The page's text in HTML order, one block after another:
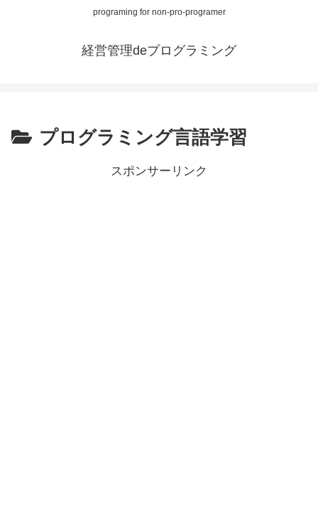
programing for non-pro-programer
経営管理deプログラミング
プログラミング言語学習
スポンサーリンク